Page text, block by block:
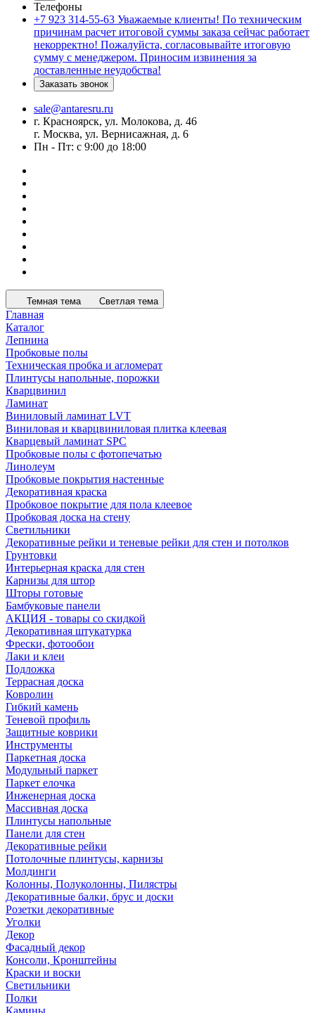
Телефоны
+7 923 314-55-63 Уважаемые клиенты! По техническим
причинам расчет итоговой суммы заказа сейчас работает
некорректно! Пожалуйста, согласовывайте итоговую
сумму с менеджером. Приносим извинения за
доставленные неудобства!
Заказать звонок
sale@antaresru.ru
г. Красноярск, ул. Молокова, д. 46
г. Москва, ул. Вернисажная, д. 6
Пн - Пт: с 9:00 до 18:00
Темная тема Светлая тема
Главная
Каталог
Лепнина
Пробковые полы
Техническая пробка и агломерат
Плинтусы напольные, порожки
Кварцвинил
Ламинат
Виниловый ламинат LVT
Виниловая и кварцвиниловая плитка клеевая
Кварцевый ламинат SPC
Пробковые полы с фотопечатью
Линолеум
Пробковые покрытия настенные
Декоративная краска
Пробковое покрытие для пола клеевое
Пробковая доска на стену
Светильники
Декоративные рейки и теневые рейки для стен и потолков
Грунтовки
Интерьерная краска для стен
Карнизы для штор
Шторы готовые
Бамбуковые панели
АКЦИЯ - товары со скидкой
Декоративная штукатурка
Фрески, фотообои
Лаки и клеи
Подложка
Террасная доска
Ковролин
Гибкий камень
Теневой профиль
Защитные коврики
Инструменты
Паркетная доска
Модульный паркет
Паркет елочка
Инженерная доска
Массивная доска
Плинтусы напольные
Панели для стен
Декоративные рейки
Потолочные плинтусы, карнизы
Молдинги
Колонны, Полуколонны, Пилястры
Декоративные балки, брус и доски
Розетки декоративные
Уголки
Декор
Фасадный декор
Консоли, Кронштейны
Краски и воски
Светильники
Полки
Камины